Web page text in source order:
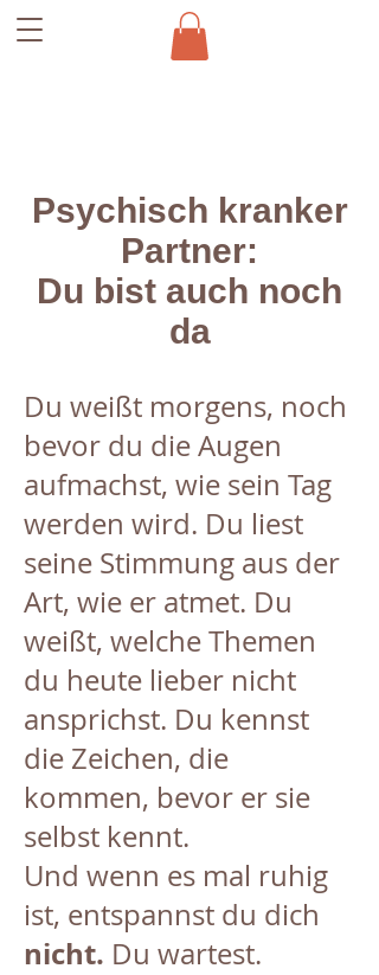
Psychisch kranker
Partner:
Du bist auch noch
da
Du weißt morgens, noch
bevor du die Augen
aufmachst, wie sein Tag
werden wird. Du liest
seine Stimmung aus der
Art, wie er atmet. Du
weißt, welche Themen
du heute lieber nicht
ansprichst. Du kennst
die Zeichen, die
kommen, bevor er sie
selbst kennt.
Und wenn es mal ruhig
ist, entspannst du dich
nicht. Du wartest.